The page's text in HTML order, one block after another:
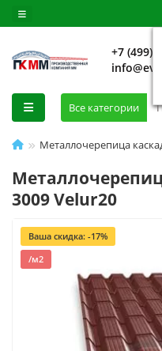
+7 (499)
Все категории
Металлочерепица
3009 Velur20
Ваша скидка: -17%
/м2